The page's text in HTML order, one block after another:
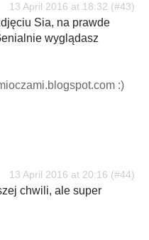
13 April 2016 at 18:32
Sia, na prawde
wyglądasz
:)
13 April 2016 at 20:16
chwili, ale super